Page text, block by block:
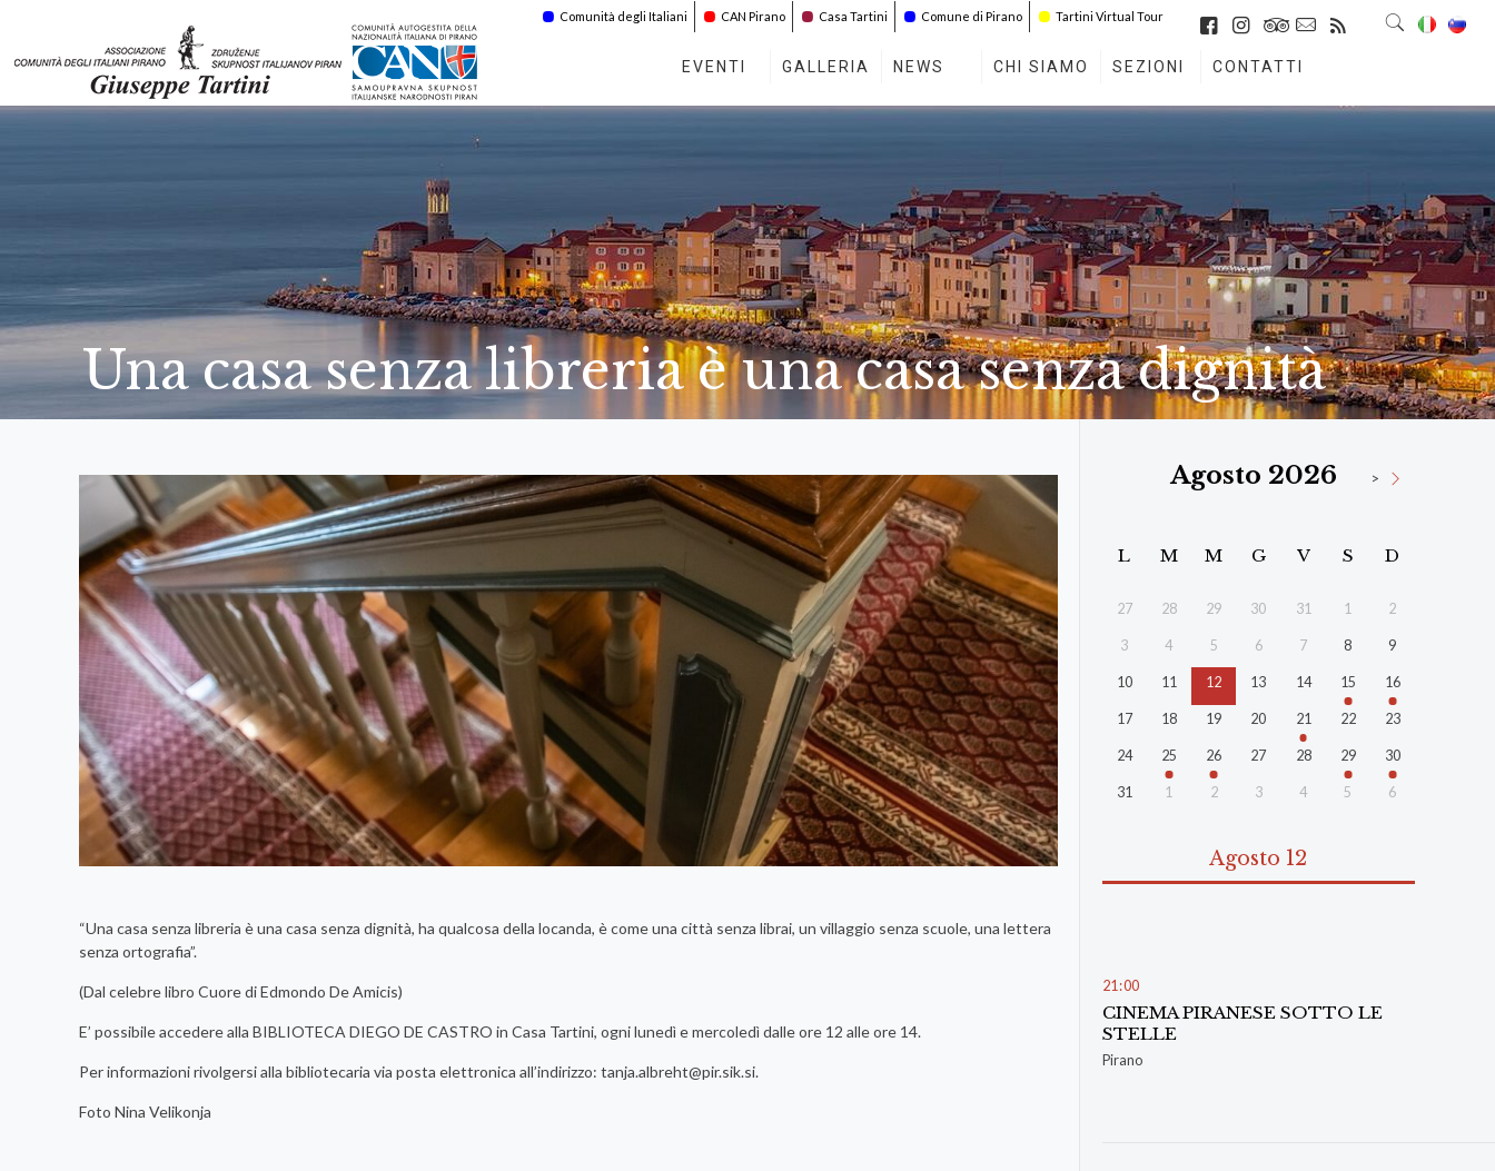
Comunità degli Italiani CAN Pirano Casa Tartini Comune di Pirano Tartini Virtual Tour
EVENTI GALLERIA NEWS CHI SIAMO SEZIONI CONTATTI
Una casa senza libreria è una casa senza dignità
“Una casa senza libreria è una casa senza dignità, ha qualcosa della locanda, è come una città senza librai, un villaggio senza scuole, una lettera
senza ortografia”.
(Dal celebre libro Cuore di Edmondo De Amicis)
E’ possibile accedere alla BIBLIOTECA DIEGO DE CASTRO in Casa Tartini, ogni lunedì e mercoledì dalle ore 12 alle ore 14.
Per informazioni rivolgersi alla bibliotecaria via posta elettronica all’indirizzo: tanja.albreht@pir.sik.si.
Foto Nina Velikonja
Agosto 2026 >
L M M G V S D
27 28 29 30 31 1 2
3 4 5 6 7 8 9
10 11 12 13 14 15 16
17 18 19 20 21 22 23
24 25 26 27 28 29 30
31 1 2 3 4 5 6
Agosto 12
21:00
CINEMA PIRANESE SOTTO LE
STELLE
Pirano